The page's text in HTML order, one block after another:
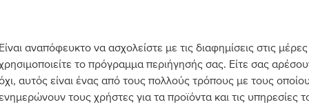
αναπόφευκτο να ασχολείστε με τις διαφημίσεις στις
το πρόγραμμα περιήγησής σας. Είτε σας
αυτός είναι ένας από τους πολλούς τρόπους με τους
τους χρήστες για τα προϊόντα και τις υπηρεσίες